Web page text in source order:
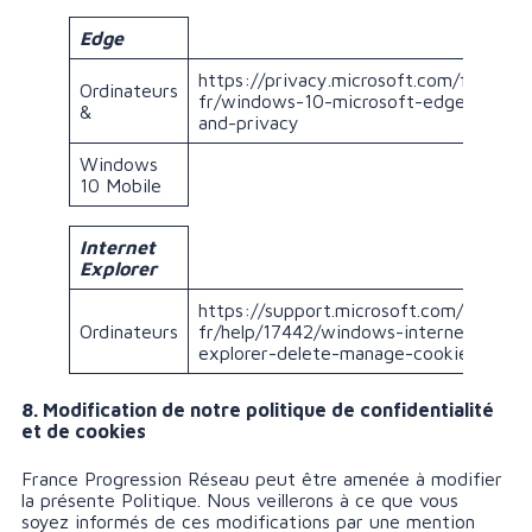
Edge
Ordinateurs
&
https://privacy.microsoft.com/fr-
fr/windows-10-microsoft-edge-
and-privacy
Windows
10 Mobile
Internet
Explorer
Ordinateurs
https://support.microsoft.com/fr-
fr/help/17442/windows-internet-
explorer-delete-manage-cookies
8. Modification de notre politique de confidentialité
et de cookies
France Progression Réseau peut être amenée à modifier
la présente Politique. Nous veillerons à ce que vous
soyez informés de ces modifications par une mention